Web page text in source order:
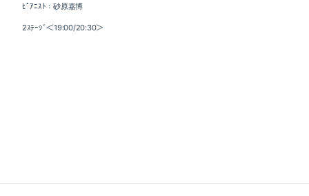
ﾋﾟｱﾆｽﾄ：砂原嘉博
2ｽﾃｰｼﾞ＜19:00/20:30＞